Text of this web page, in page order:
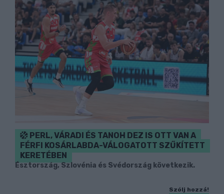
PERL, VÁRADI ÉS TANOH DEZ IS OTT VAN A
FÉRFI KOSÁRLABDA-VÁLOGATOTT SZŰKÍTETT
KERETÉBEN
Észtország, Szlovénia és Svédország következik.
Szólj hozzá!